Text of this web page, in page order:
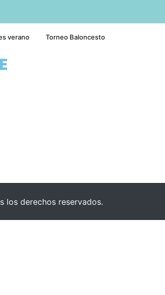
verano Torneo Baloncesto
los derechos reservados.